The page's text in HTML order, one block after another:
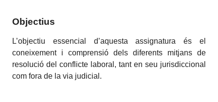
Objectius
L’objectiu essencial d’aquesta assignatura és el
coneixement i comprensió dels diferents mitjans de
resolució del conflicte laboral, tant en seu jurisdiccional
com fora de la via judicial.